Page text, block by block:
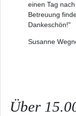
einen Tag
Betreuung
Dankeschön!"
Susanne
Über